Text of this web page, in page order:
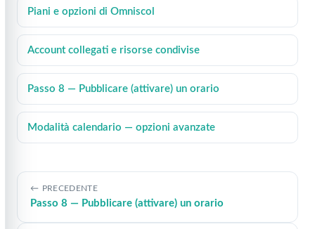
Piani e opzioni di Omniscol
Account collegati e risorse condivise
Passo 8 — Pubblicare (attivare) un orario
Modalità calendario — opzioni avanzate
PRECEDENTE
Passo 8 — Pubblicare (attivare) un orario